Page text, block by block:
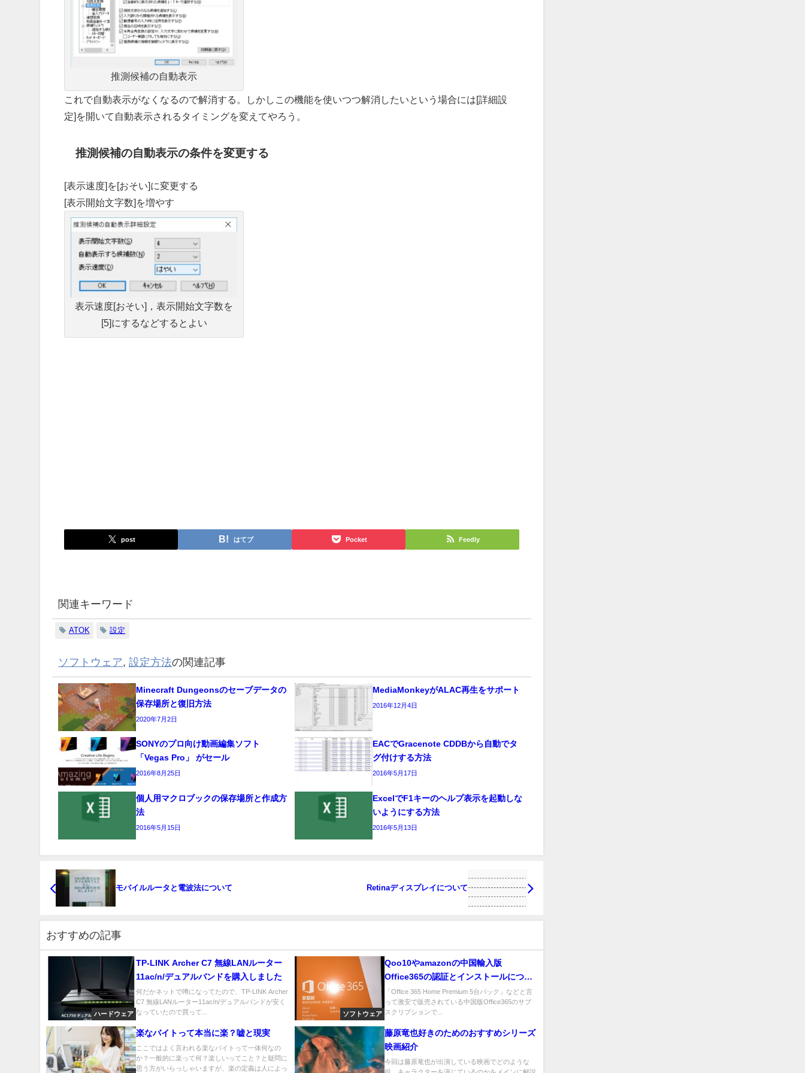
推測候補の自動表示
これで自動表示がなくなるので解消する。しかしこの機能を使いつつ解消したいという場合には[詳細設
定]を開いて自動表示されるタイミングを変えてやろう。
推測候補の自動表示の条件を変更する
[表示速度]を[おそい]に変更する
[表示開始文字数]を増やす
表示速度[おそい]，表示開始文字数を
[5]にするなどするとよい
post はてブ Pocket Feedly
関連キーワード
ATOK 設定
ソフトウェア,設定方法の関連記事
Minecraft Dungeonsのセーブデータの
保存場所と復旧方法
2020年7月2日
MediaMonkeyがALAC再生をサポート
2016年12月4日
SONYのプロ向け動画編集ソフト
「Vegas Pro」 がセール
2016年8月25日
EACでGracenote CDDBから自動でタ
グ付けする方法
2016年5月17日
個人用マクロブックの保存場所と作成方
法
2016年5月15日
ExcelでF1キーのヘルプ表示を起動しな
いようにする方法
2016年5月13日
モバイルルータと電波法について Retinaディスプレイについて
おすすめの記事
ハードウェア
TP-LINK Archer C7 無線LANルーター
11ac/n/デュアルバンドを購入しました
何だかネットで噂になってたので、TP-LINK Archer
C7 無線LANルーター11ac/n/デュアルバンドが安く
なっていたので買って...
ソフトウェア
Qoo10やamazonの中国輸入版
Office365の認証とインストールについ
て
「Office 365 Home Premium 5台パック」などと言
って激安で販売されている中国版Office365のサブ
スクリプションで...
楽なバイトって本当に楽？嘘と現実
ここではよく言われる楽なバイトって一体何なの
か？一般的に楽って何？楽しいってこと？と疑問に
思う方がいらっしゃいますが、楽の定義は人によっ
藤原竜也好きのためのおすすめシリーズ
映画紹介
今回は藤原竜也が出演している映画でどのような